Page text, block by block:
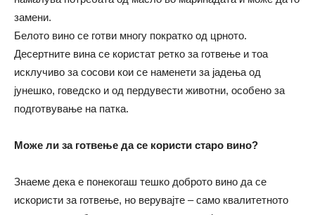
замени.
Белото вино се готви многу пократко од црното.
Десертните вина се користат ретко за готвење и тоа
исклучиво за сосови кои се наменети за јадења од
јунешко, говедско и од пердувести животни, особено за
подготвување на патка.
Може ли за готвење да се користи старо вино?
Знаеме дека е понекогаш тешко доброто вино да се
искористи за готвење, но верувајте – само квалитетното